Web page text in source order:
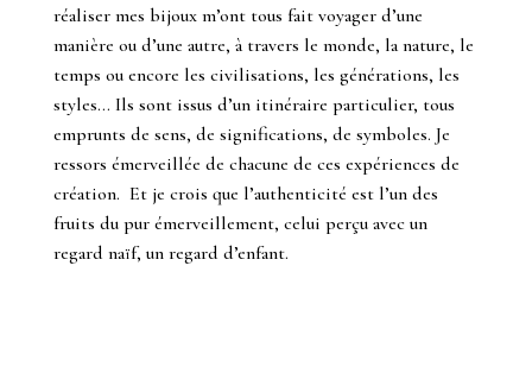
réaliser mes bijoux m’ont tous fait voyager d’une
manière ou d’une autre, à travers le monde, la nature, le
temps ou encore les civilisations, les générations, les
styles… Ils sont issus d’un itinéraire particulier, tous
emprunts de sens, de significations, de symboles. Je
ressors émerveillée de chacune de ces expériences de
création. Et je crois que l’authenticité est l’un des
fruits du pur émerveillement, celui perçu avec un
regard naïf, un regard d’enfant.